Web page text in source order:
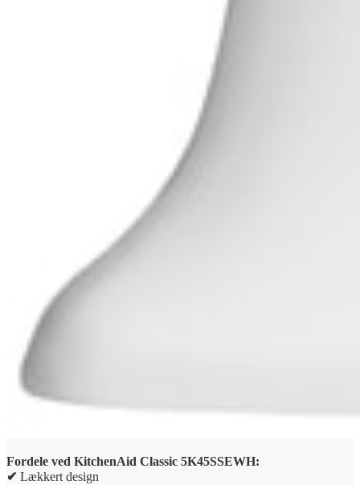
Fordele ved KitchenAid Classic 5K45SSEWH:
✔ Lækkert design